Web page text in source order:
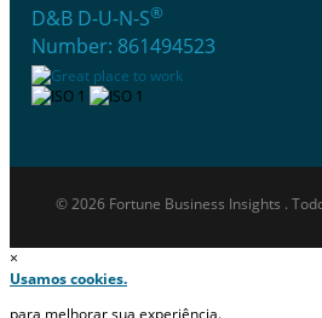
D&B D-U-N-S®
Number: 861494523
© 2026 Fortune Business Insights .
×
Usamos cookies.
para melhorar sua experiência.